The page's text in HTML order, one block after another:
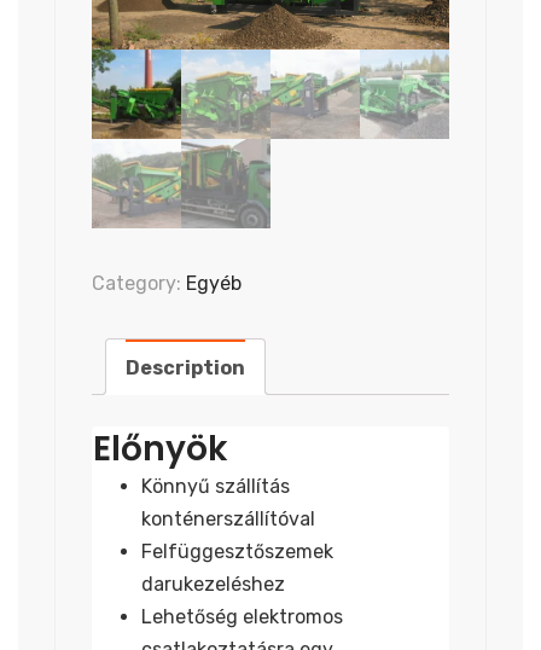
Category: Egyéb
Description
Előnyök
Könnyű szállítás
konténerszállítóval
Felfüggesztőszemek
darukezeléshez
Lehetőség elektromos